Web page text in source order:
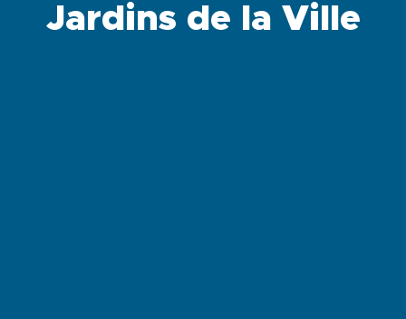
Jardins de la Ville